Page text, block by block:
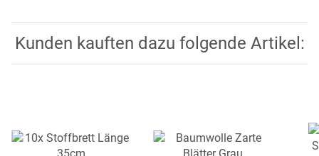
Kunden kauften dazu folgende Artikel: